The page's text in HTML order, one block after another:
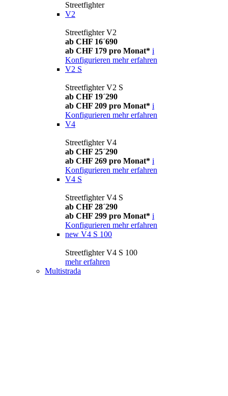
Streetfighter
V2
Streetfighter V2
ab CHF 16´690
ab CHF 179 pro Monat* i
Konfigurieren mehr erfahren
V2 S
Streetfighter V2 S
ab CHF 19´290
ab CHF 209 pro Monat* i
Konfigurieren mehr erfahren
V4
Streetfighter V4
ab CHF 25´290
ab CHF 269 pro Monat* i
Konfigurieren mehr erfahren
V4 S
Streetfighter V4 S
ab CHF 28´290
ab CHF 299 pro Monat* i
Konfigurieren mehr erfahren
new V4 S 100
Streetfighter V4 S 100
mehr erfahren
Multistrada